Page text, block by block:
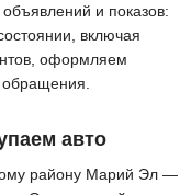
и показов:
включая
оформляем
авто
району Марий Эл —